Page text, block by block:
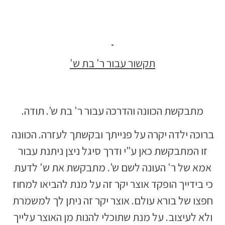
תקשור עבור ר' בת ש'
מתבקשת הכוונה והדרכה עבור ר' בת ש'. תודה.
ברוכה ילדה יקרה על פנייתך ובקשתך לעזרה. הכוונה
זו המתבקשת כאן ע"י ודרך סיגל ניצן ניתנת עבור
אמא של ר' העונה לשם ש'. מתבקשת את ש' לדעת
כי בידייך הופקד אוצר יקר זה על מנת להביאו למחוז
חפצו של בורא עולם. אוצר יקר זה ניתן לך למשמרת
ולא לעיצוב. על מנת שתוכלי להנות מן האוצר עלייך